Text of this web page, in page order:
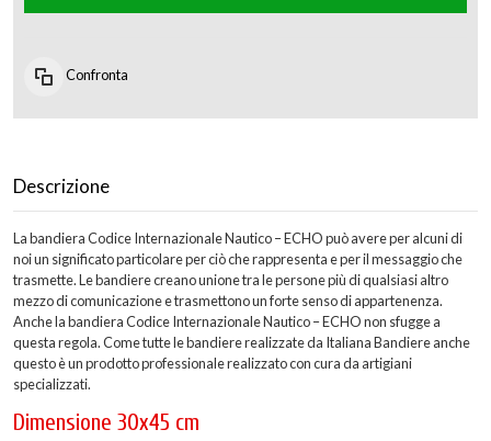
Confronta
Descrizione
La bandiera Codice Internazionale Nautico – ECHO può avere per alcuni di
noi un significato particolare per ciò che rappresenta e per il messaggio che
trasmette. Le bandiere creano unione tra le persone più di qualsiasi altro
mezzo di comunicazione e trasmettono un forte senso di appartenenza.
Anche la bandiera Codice Internazionale Nautico – ECHO non sfugge a
questa regola. Come tutte le bandiere realizzate da Italiana Bandiere anche
questo è un prodotto professionale realizzato con cura da artigiani
specializzati.
Dimensione 30x45 cm